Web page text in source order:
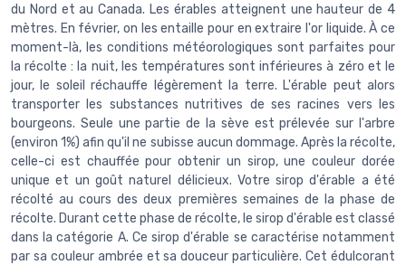
du Nord et au Canada. Les érables atteignent une hauteur de 4
mètres. En février, on les entaille pour en extraire l'or liquide. À ce
moment-là, les conditions météorologiques sont parfaites pour
la récolte : la nuit, les températures sont inférieures à zéro et le
jour, le soleil réchauffe légèrement la terre. L'érable peut alors
transporter les substances nutritives de ses racines vers les
bourgeons. Seule une partie de la sève est prélevée sur l'arbre
(environ 1%) afin qu'il ne subisse aucun dommage. Après la récolte,
celle-ci est chauffée pour obtenir un sirop, une couleur dorée
unique et un goût naturel délicieux. Votre sirop d'érable a été
récolté au cours des deux premières semaines de la phase de
récolte. Durant cette phase de récolte, le sirop d'érable est classé
dans la catégorie A. Ce sirop d'érable se caractérise notamment
par sa couleur ambrée et sa douceur particulière. Cet édulcorant